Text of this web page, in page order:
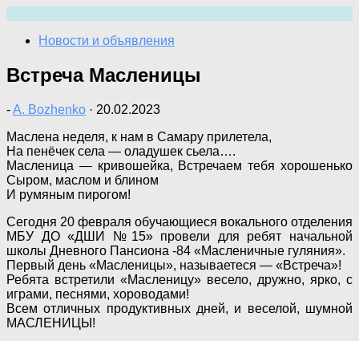
содержимому
Новости и объявления
Встреча Масленицы
-A. Bozhenko · 20.02.2023
Маслена неделя, к нам в Самару прилетела,
На пенёчек села — оладушек сьела….
Масленица — кривошейка, Встречаем тебя хорошенько
Сыром, маслом и блином
И румяным пирогом!
Сегодня 20 февраля обучающиеся вокального отделения
МБУ ДО «ДШИ №15» провели для ребят начальной
школы Дневного Пансиона -84 «Масленичные гуляния».
Первый день «Масленицы», называетеся — «Встреча»!
Ребята встретили «Масленицу» весело, дружно, ярко, с
играми, песнями, хороводами!
Всем отличных продуктивных дней, и веселой, шумной
МАСЛЕНИЦЫ!